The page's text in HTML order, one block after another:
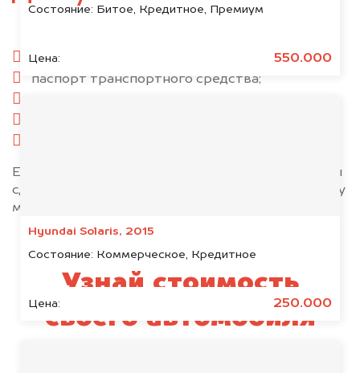
Состояние: Битое, Кредитное, Премиум
Цена: 550.000
Hyundai Solaris, 2015
Состояние: Коммерческое, Кредитное
Цена: 250.000
паспорт гражданина РФ;
паспорт транспортного средства;
Если у вас нет всех документов, то наши юристы
сделают всё возможное, чтобы оформить сделку
максимально быстро!
Узнай стоимость
своего автомобиля